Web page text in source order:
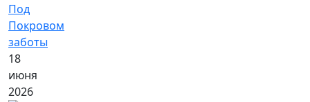
Под
Покровом
заботы
18
июня
2026